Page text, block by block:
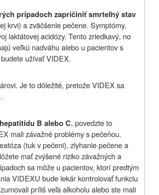
prípadoch zapríčiniť smrteľný stav
krvi) a zväčšenie pečene. Symptómy,
laktátovej acidózy. Tento zriedkavý, no
veľkú nadváhu alebo u pacientov s
užívať VIDEX.
Je to dôležité, pretože VIDEX sa
B alebo C, povedzte to
mali závažné problémy s pečeňou.
(tuk v pečeni), zlyhanie pečene a
mať zvýšené riziko závažných a
sa môže u pacientov, ktorí predtým
VIDEXU bude lekár kontrolovať funkciu
príliš veľa alkoholu alebo ste mali